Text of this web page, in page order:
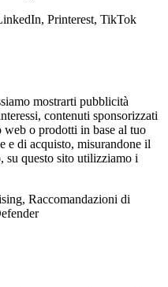
Printerest, TikTok
mostrarti pubblicità
contenuti sponsorizzati
o prodotti in base al tuo
e di acquisto, misurandone il
su questo sito utilizziamo i
Raccomandazioni di